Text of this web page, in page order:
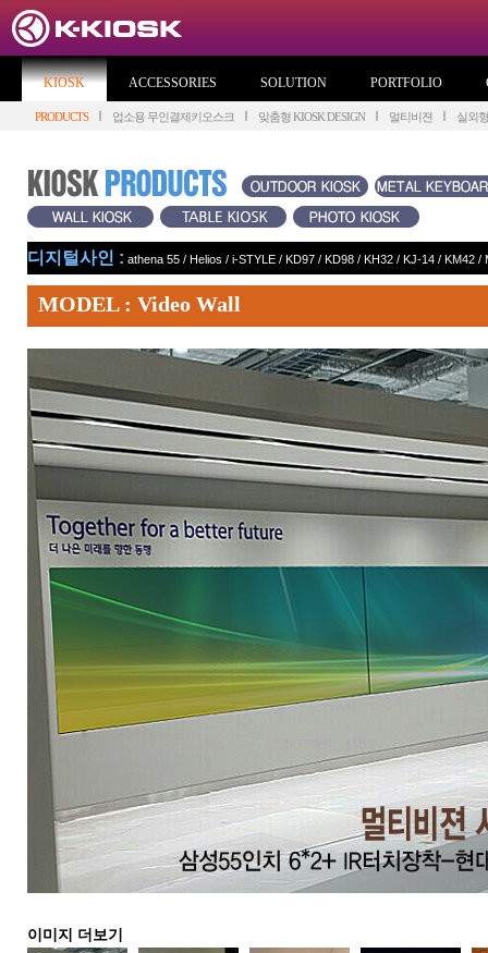
KIOSK ACCESSORIES SOLUTION PORTFOLIO
PRODUCTS 업소용 무인결제키오스크 맞춤형 KIOSK DESIGN 멀티비젼 실외
디지털사인 : athena 55 / Helios / i-STYLE / KD97 / KD98 / KH32 / KJ-14 / KM42 /
MODEL : Video Wall
이미지 더보기